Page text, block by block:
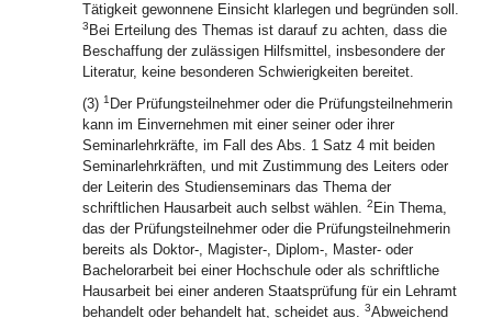
Tätigkeit gewonnene Einsicht klarlegen und begründen soll.
3 Bei Erteilung des Themas ist darauf zu achten, dass die
Beschaffung der zulässigen Hilfsmittel, insbesondere der
Literatur, keine besonderen Schwierigkeiten bereitet.
(3) 1 Der Prüfungsteilnehmer oder die Prüfungsteilnehmerin
kann im Einvernehmen mit einer seiner oder ihrer
Seminarlehrkräfte, im Fall des Abs. 1 Satz 4 mit beiden
Seminarlehrkräften, und mit Zustimmung des Leiters oder
der Leiterin des Studienseminars das Thema der
schriftlichen Hausarbeit auch selbst wählen. 2 Ein Thema,
das der Prüfungsteilnehmer oder die Prüfungsteilnehmerin
bereits als Doktor-, Magister-, Diplom-, Master- oder
Bachelorarbeit bei einer Hochschule oder als schriftliche
Hausarbeit bei einer anderen Staatsprüfung für ein Lehramt
behandelt oder behandelt hat, scheidet aus. 3Abweichend